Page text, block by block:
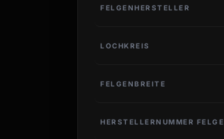
FELGENHERSTELLER
LOCHKREIS
FELGENBREITE
HERSTELLERNUMMER FELGE